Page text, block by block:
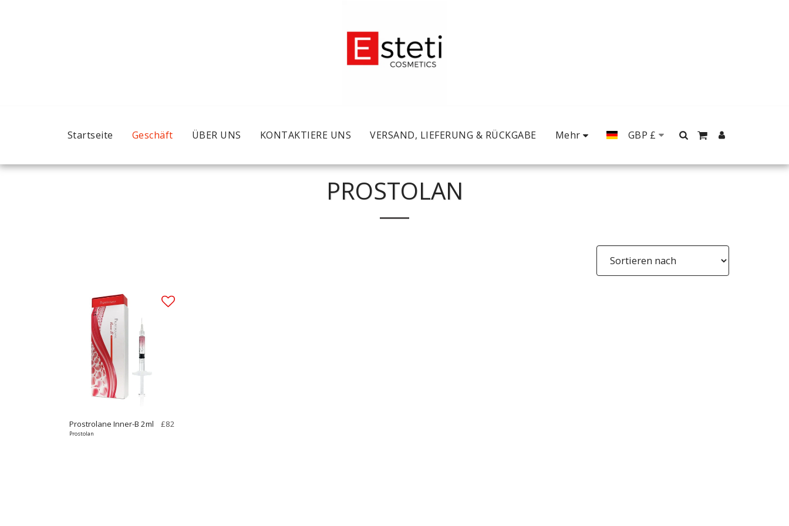
Startseite Geschäft ÜBER UNS KONTAKTIERE UNS VERSAND, LIEFERUNG & RÜCKGABE Mehr GBP £
PROSTOLAN
Prostrolane Inner-B 2ml £82
Prostolan